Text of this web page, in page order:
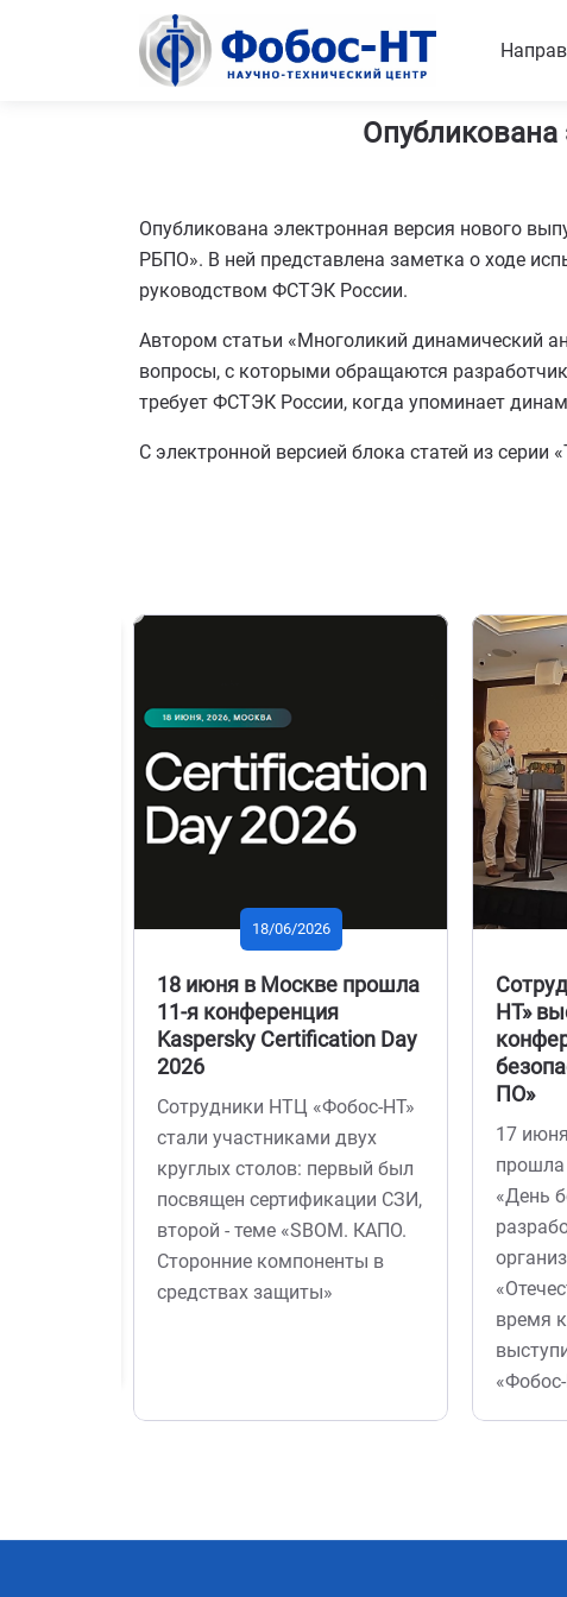
Опубликована
Опубликована электронная версия нового
РБПО». В ней представлена заметка о ходе
руководством ФСТЭК России.
Автором статьи «Многоликий динамический
вопросы, с которыми обращаются
требует ФСТЭК России, когда упоминает
С электронной версией блока статей из
PREVIOUS
18/06/2026
18 июня в Москве прошла
11-я конференция
Kaspersky Certification Day
2026
Сотрудники НТЦ «Фобос-НТ»
стали участниками двух
круглых столов: первый был
посвящен сертификации СЗИ,
второй - теме «SBOM. КАПО.
Сторонние компоненты в
средствах защиты»
НТ»
ПО»
17
прошла
«День
время